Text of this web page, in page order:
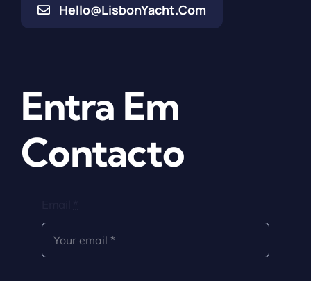
Hello@LisbonYacht.com
Entra Em
Contacto